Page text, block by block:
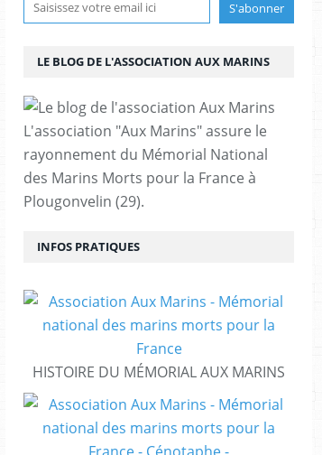
LE BLOG DE L'ASSOCIATION AUX MARINS
L'association "Aux Marins" assure le
rayonnement du Mémorial National
des Marins Morts pour la France à
Plougonvelin (29).
INFOS PRATIQUES
HISTOIRE DU MÉMORIAL AUX MARINS